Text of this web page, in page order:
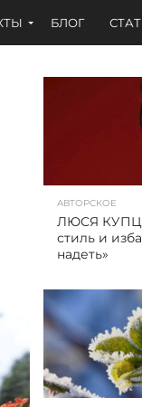
БЛОГ
АВТОРСКОЕ
ЛЮСЯ
стиль и
надеть»